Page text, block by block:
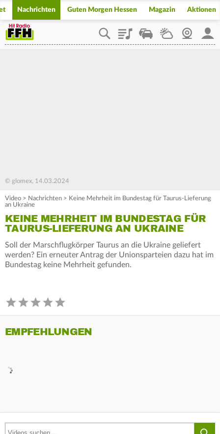
Nachrichten Guten Morgen Hessen Magazin Aktionen
PlaylistStaupilotWetterWebcam
© glomex, 14.03.2024
Video > Nachrichten > Keine Mehrheit im Bundestag für Taurus-Lieferung
an Ukraine
KEINE MEHRHEIT IM BUNDESTAG FÜR
TAURUS-LIEFERUNG AN UKRAINE
Soll der Marschflugkörper Taurus an die Ukraine geliefert
werden? Ein erneuter Antrag der Unionsparteien dazu hat im
Bundestag keine Mehrheit gefunden.
EMPFEHLUNGEN